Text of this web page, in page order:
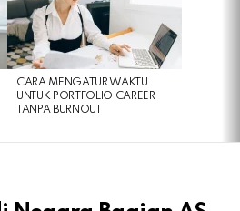
CARA MENGATUR WAKTU
UNTUK PORTFOLIO CAREER
TANPA BURNOUT